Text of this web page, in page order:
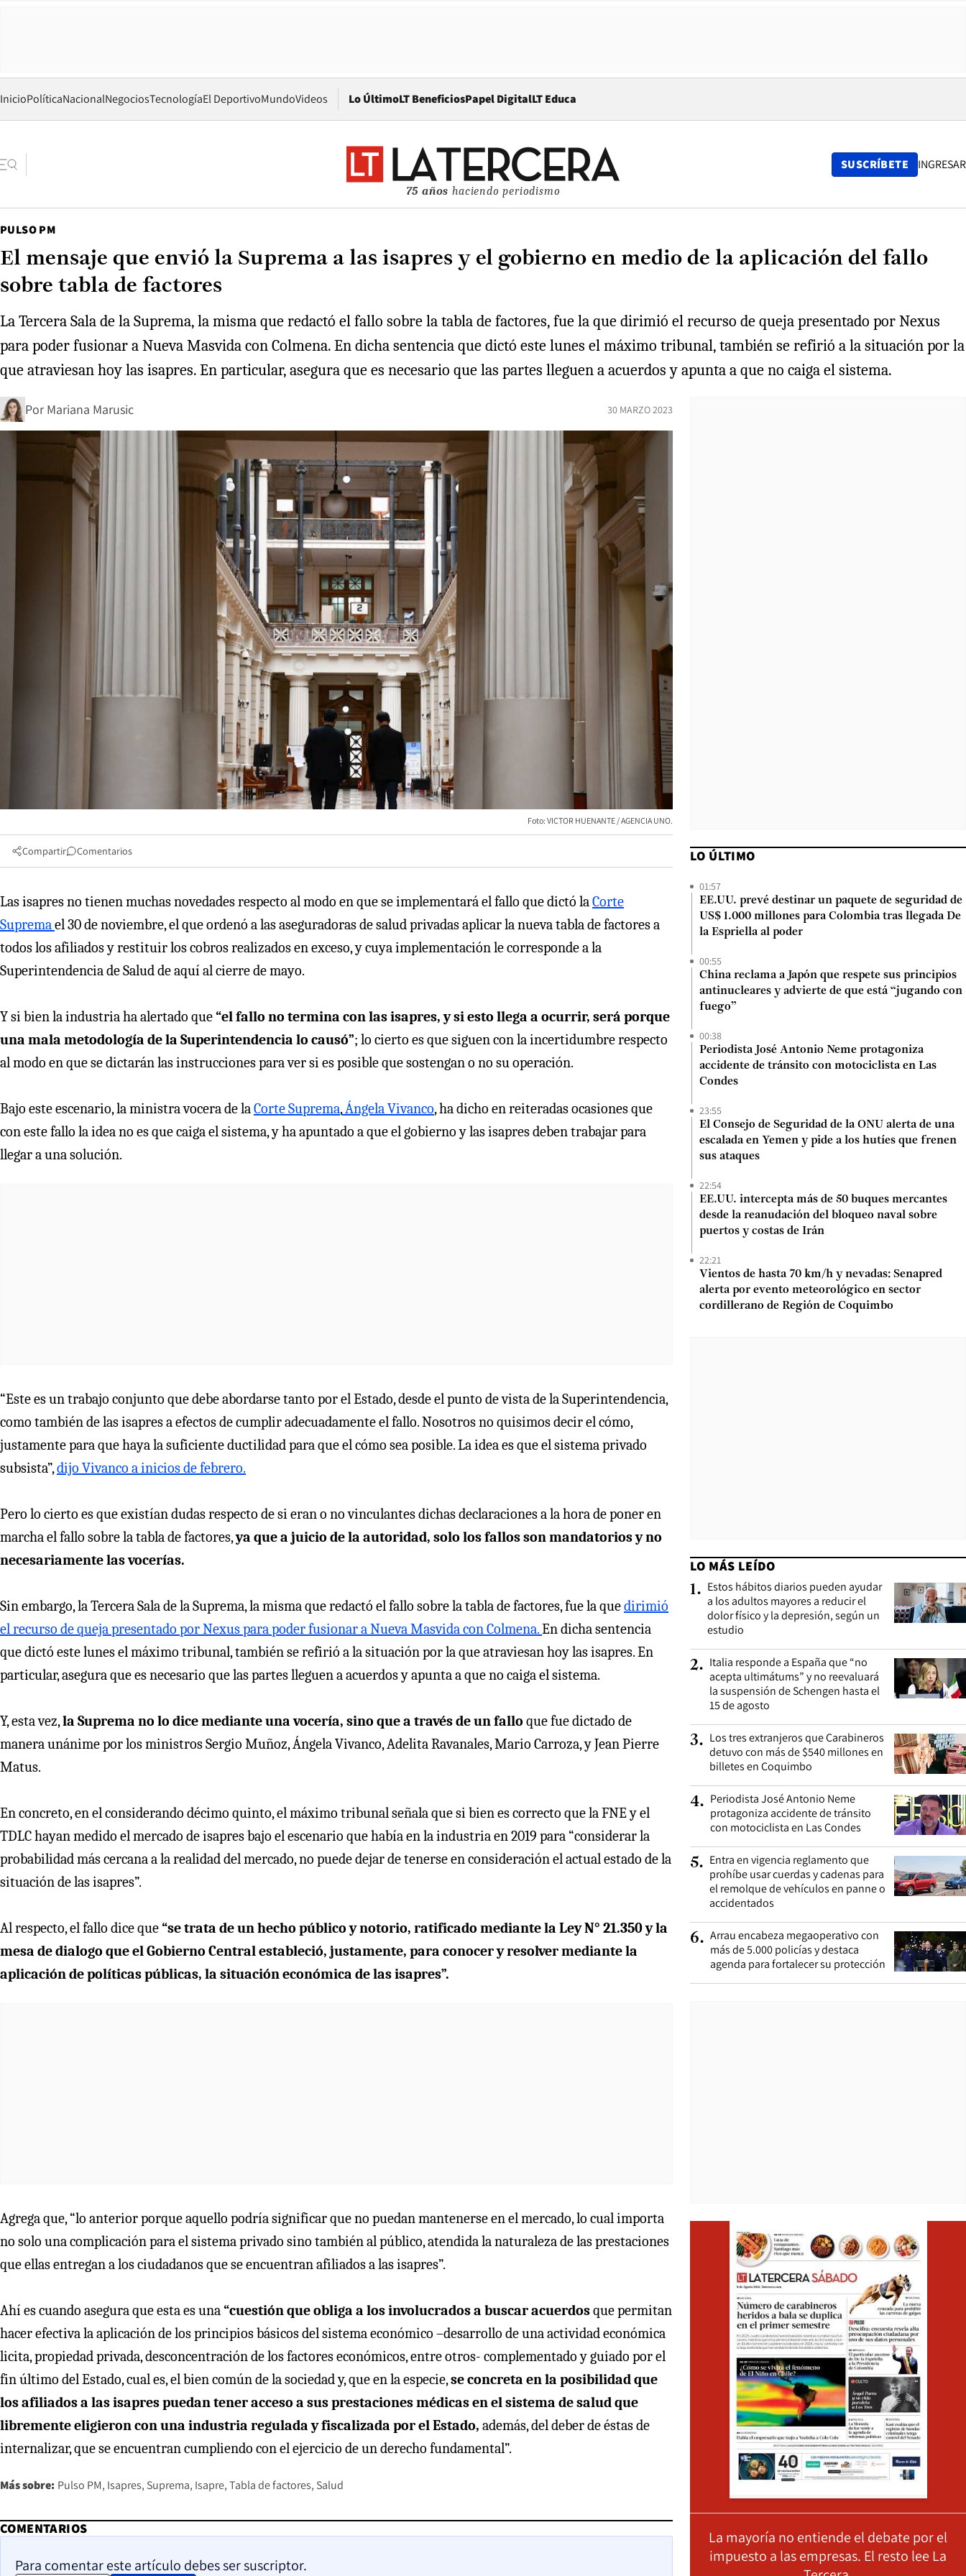
InicioPolíticaNacionalNegociosTecnologíaEl DeportivoMundoVideos Lo ÚltimoLT BeneficiosPapel DigitalOpens in new window
LT Educa
75 años haciendo periodismo
SUSCRÍBETE INGRESAR
PULSO PM
El mensaje que envió la Suprema a las isapres y el gobierno en medio de la aplicación del fallo
sobre tabla de factores
La Tercera Sala de la Suprema, la misma que redactó el fallo sobre la tabla de factores, fue la que dirimió el recurso de queja presentado por Nexus
para poder fusionar a Nueva Masvida con Colmena. En dicha sentencia que dictó este lunes el máximo tribunal, también se refirió a la situación por la
que atraviesan hoy las isapres. En particular, asegura que es necesario que las partes lleguen a acuerdos y apunta a que no caiga el sistema.
Por Mariana Marusic 30 MARZO 2023
Foto: VICTOR HUENANTE / AGENCIA UNO.
Compartir Comentarios
Las isapres no tienen muchas novedades respecto al modo en que se implementará el fallo que dictó laCorte
Supremael 30 de noviembre, el que ordenó a las aseguradoras de salud privadas aplicar la nueva tabla de factores a
todos los afiliados y restituir los cobros realizados en exceso, y cuya implementación le corresponde a la
Superintendencia de Salud de aquí al cierre de mayo.
Y si bien la industria ha alertado que“el fallo no termina con las isapres, y si esto llega a ocurrir, será porque
una mala metodología de la Superintendencia lo causó”; lo cierto es que siguen con la incertidumbre respecto
al modo en que se dictarán las instrucciones para ver si es posible que sostengan o no su operación.
Bajo este escenario, la ministra vocera de laCorte Suprema,Ángela Vivanco, ha dicho en reiteradas ocasiones que
con este fallo la idea no es que caiga el sistema, y ha apuntado a que el gobierno y las isapres deben trabajar para
llegar a una solución.
“Este es un trabajo conjunto que debe abordarse tanto por el Estado, desde el punto de vista de la Superintendencia,
como también de las isapres a efectos de cumplir adecuadamente el fallo. Nosotros no quisimos decir el cómo,
justamente para que haya la suficiente ductilidad para que el cómo sea posible. La idea es que el sistema privado
subsista”,dijo Vivanco a inicios de febrero.
Pero lo cierto es que existían dudas respecto de si eran o no vinculantes dichas declaraciones a la hora de poner en
marcha el fallo sobre la tabla de factores,ya que a juicio de la autoridad, solo los fallos son mandatorios y no
necesariamente las vocerías.
Sin embargo, la Tercera Sala de la Suprema, la misma que redactó el fallo sobre la tabla de factores, fue la quedirimió
el recurso de queja presentado por Nexus para poder fusionar a Nueva Masvida con Colmena.En dicha sentencia
que dictó este lunes el máximo tribunal, también se refirió a la situación por la que atraviesan hoy las isapres. En
particular, asegura que es necesario que las partes lleguen a acuerdos y apunta a que no caiga el sistema.
Y, esta vez,la Suprema no lo dice mediante una vocería, sino que a través de un fallo que fue dictado de
manera unánime por los ministros Sergio Muñoz, Ángela Vivanco, Adelita Ravanales, Mario Carroza, y Jean Pierre
Matus.
En concreto, en el considerando décimo quinto, el máximo tribunal señala que si bien es correcto que la FNE y el
TDLC hayan medido el mercado de isapres bajo el escenario que había en la industria en 2019 para “considerar la
probabilidad más cercana a la realidad del mercado, no puede dejar de tenerse en consideración el actual estado de la
situación de las isapres”.
Al respecto, el fallo dice que“se trata de un hecho público y notorio, ratificado mediante la Ley N° 21.350 y la
mesa de dialogo que el Gobierno Central estableció, justamente, para conocer y resolver mediante la
aplicación de políticas públicas, la situación económica de las isapres”.
Agrega que, “lo anterior porque aquello podría significar que no puedan mantenerse en el mercado, lo cual importa
no solo una complicación para el sistema privado sino también al público, atendida la naturaleza de las prestaciones
que ellas entregan a los ciudadanos que se encuentran afiliados a las isapres”.
Ahí es cuando asegura que esta es una“cuestión que obliga a los involucrados a buscar acuerdosque permitan
hacer efectiva la aplicación de los principios básicos del sistema económico –desarrollo de una actividad económica
licita, propiedad privada, desconcentración de los factores económicos, entre otros- complementado y guiado por el
fin último del Estado, cual es, el bien común de la sociedad y, que en la especie,se concreta en la posibilidad que
los afiliados a las isapres puedan tener acceso a sus prestaciones médicas en el sistema de salud que
libremente eligieron con una industria regulada y fiscalizada por el Estado, además, del deber de éstas de
internalizar, que se encuentran cumpliendo con el ejercicio de un derecho fundamental”.
Más sobre: Pulso PM Isapres Suprema Isapre Tabla de factores Salud
COMENTARIOS
Para comentar este artículo debes ser suscriptor.
LO ÚLTIMO
01:57
EE.UU. prevé destinar un paquete de seguridad de
US$ 1.000 millones para Colombia tras llegada De
la Espriella al poder
00:55
China reclama a Japón que respete sus principios
antinucleares y advierte de que está “jugando con
fuego”
00:38
Periodista José Antonio Neme protagoniza
accidente de tránsito con motociclista en Las
Condes
23:55
El Consejo de Seguridad de la ONU alerta de una
escalada en Yemen y pide a los hutíes que frenen
sus ataques
22:54
EE.UU. intercepta más de 50 buques mercantes
desde la reanudación del bloqueo naval sobre
puertos y costas de Irán
22:21
Vientos de hasta 70 km/h y nevadas: Senapred
alerta por evento meteorológico en sector
cordillerano de Región de Coquimbo
LO MÁS LEÍDO
1. Estos hábitos diarios pueden ayudar
a los adultos mayores a reducir el
dolor físico y la depresión, según un
estudio
2. Italia responde a España que “no
acepta ultimátums” y no reevaluará
la suspensión de Schengen hasta el
15 de agosto
3. Los tres extranjeros que Carabineros
detuvo con más de $540 millones en
billetes en Coquimbo
4. Periodista José Antonio Neme
protagoniza accidente de tránsito
con motociclista en Las Condes
5. Entra en vigencia reglamento que
prohíbe usar cuerdas y cadenas para
el remolque de vehículos en panne o
accidentados
6. Arrau encabeza megaoperativo con
más de 5.000 policías y destaca
agenda para fortalecer su protección
La mayoría no entiende el debate por el
impuesto a las empresas. El resto lee La